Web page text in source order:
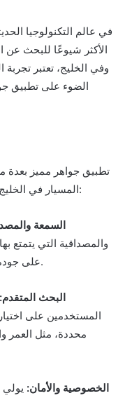
في عالم التكنولوجيا
الأكثر شيوعًا للبحث
وفي الخليج، تعتبر
الضوء على تطبيق
تطبيق جواهر مميز بعدة
المسيار في الخليج. إليكم بعض من أبرز مميزات هذا التطبيق:
1. السمعة
والمصداقية التي يتمتع
على جودة وموثوقية الملفات والتواصل بين الأعضاء.
2. البحث المتقدم:
المستخدمين على
محددة، مثل العمر
3. الخصوصية والأمان: يولي